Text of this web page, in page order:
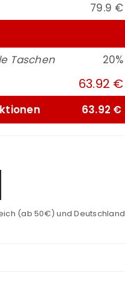
79.9 €
Taschen 20%
63.92 €
63.92 €
(ab 50€) und Deutschland